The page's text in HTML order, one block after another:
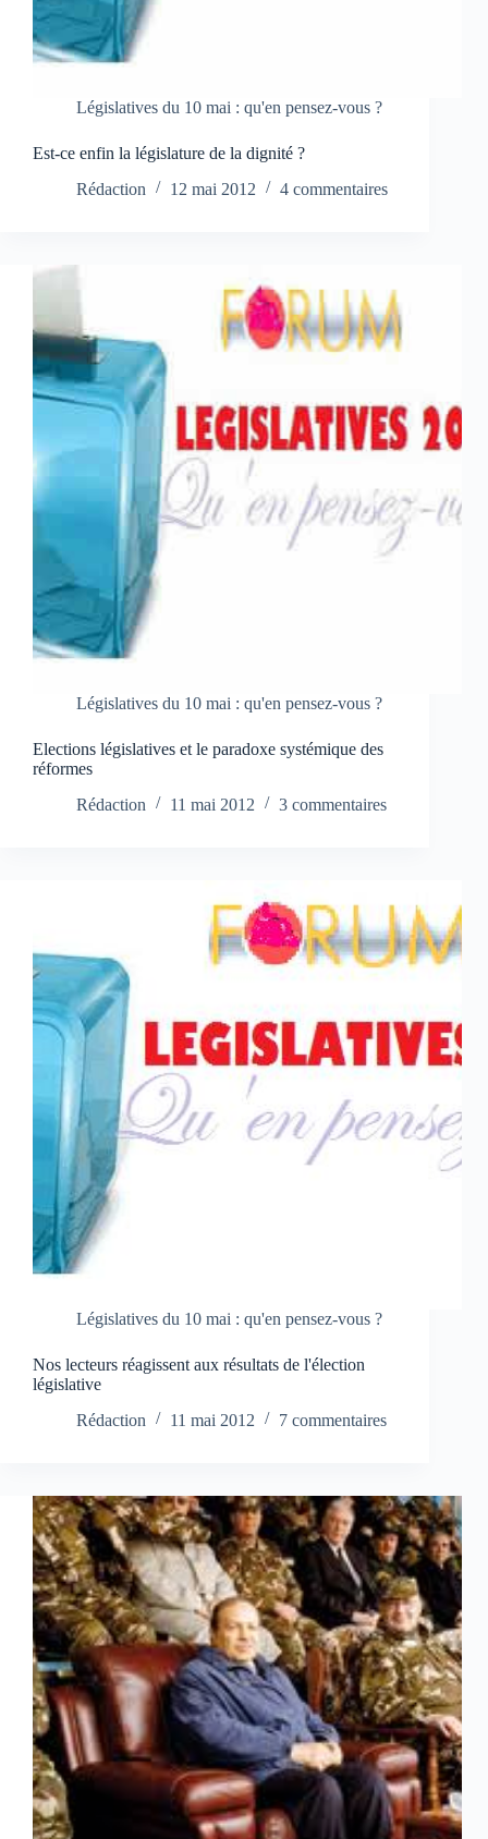
Législatives du 10 mai : qu'en pensez-vous ?
Est-ce enfin la législature de la dignité ?
Rédaction
12 mai 2012 4 commentaires
Législatives du 10 mai : qu'en pensez-vous ?
Elections législatives et le paradoxe systémique des
réformes
Rédaction
11 mai 2012 3 commentaires
Législatives du 10 mai : qu'en pensez-vous ?
Nos lecteurs réagissent aux résultats de l'élection
législative
Rédaction
11 mai 2012 7 commentaires